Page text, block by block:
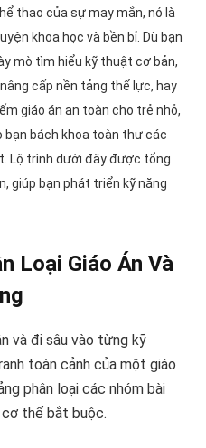
thao của sự may mắn, nó là
khoa học và bền bỉ. Dù bạn
mò tìm hiểu kỹ thuật cơ bản,
cấp nền tảng thể lực, hay
giáo án an toàn cho trẻ nhỏ,
bạn bách khoa toàn thư các
Lộ trình dưới đây được tổng
giúp bạn phát triển kỹ năng
Loại Giáo Án Và
và đi sâu vào từng kỹ
toàn cảnh của một giáo
phân loại các nhóm bài
thể bắt buộc.